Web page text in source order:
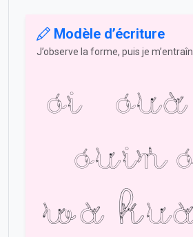
Modèle d’écriture
J’observe la forme, puis je
oi oua
ouin
wa